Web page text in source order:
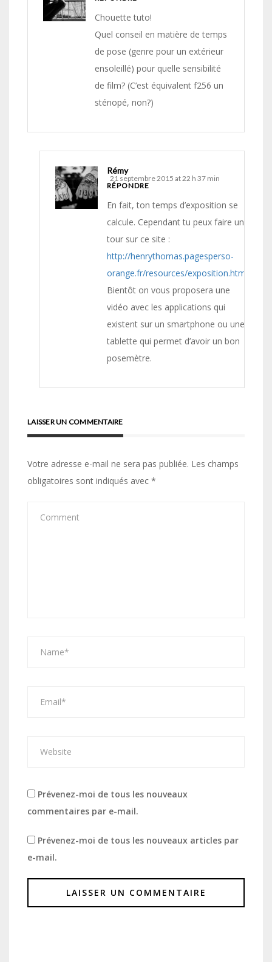
Chouette tuto!
Quel conseil en matière de temps
de pose (genre pour un extérieur
ensoleillé) pour quelle sensibilité
de film? (C’est équivalent f256 un
sténopé, non?)
Rémy
21 septembre 2015 at 22 h 37 min
RÉPONDRE
En fait, ton temps d’exposition se
calcule. Cependant tu peux faire un
tour sur ce site :
http://henrythomas.pagesperso-
orange.fr/resources/exposition.html
Bientôt on vous proposera une
vidéo avec les applications qui
existent sur un smartphone ou une
tablette qui permet d’avoir un bon
posemètre.
LAISSER UN COMMENTAIRE
Votre adresse e-mail ne sera pas publiée. Les champs
obligatoires sont indiqués avec *
Prévenez-moi de tous les nouveaux
commentaires par e-mail.
Prévenez-moi de tous les nouveaux articles par
e-mail.